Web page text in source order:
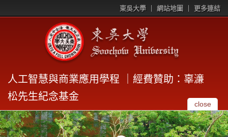
東吳大學 網站地圖 更多連結
人工智慧與商業應用學程 ｜經費贊助：辜濓
松先生紀念基金
close